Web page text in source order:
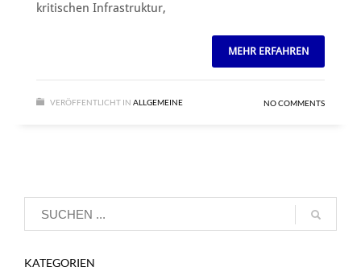
kritischen Infrastruktur,
MEHR ERFAHREN
VERÖFFENTLICHT IN ALLGEMEINE NO COMMENTS
KATEGORIEN